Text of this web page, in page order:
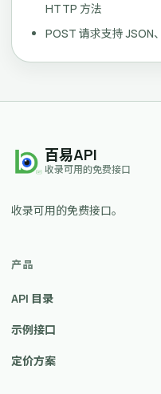
HTTP 方法
POST 请求支持 JSON
百易API
收录可用的免费接口
收录可用的免费接口。
产品
API 目录
示例接口
定价方案